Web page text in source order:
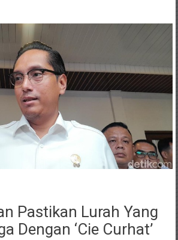
Pastikan Lurah Yang
Dengan ‘Cie Curhat’